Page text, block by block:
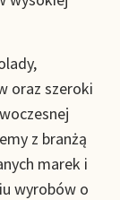
oraz szeroki
z branżą
marek i
wyrobów o